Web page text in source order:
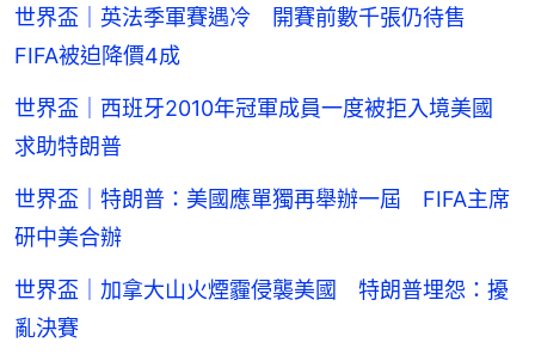
世界盃｜英法季軍賽遇冷 開賽前數千張仍待售
FIFA被迫降價4成
世界盃｜西班牙2010年冠軍成員一度被拒入境美國
求助特朗普
世界盃｜特朗普：美國應單獨再舉辦一屆 FIFA主席
研中美合辦
世界盃｜加拿大山火煙霾侵襲美國 特朗普埋怨：擾
亂決賽